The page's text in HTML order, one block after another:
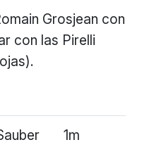
Grosjean con
con las Pirelli
1m